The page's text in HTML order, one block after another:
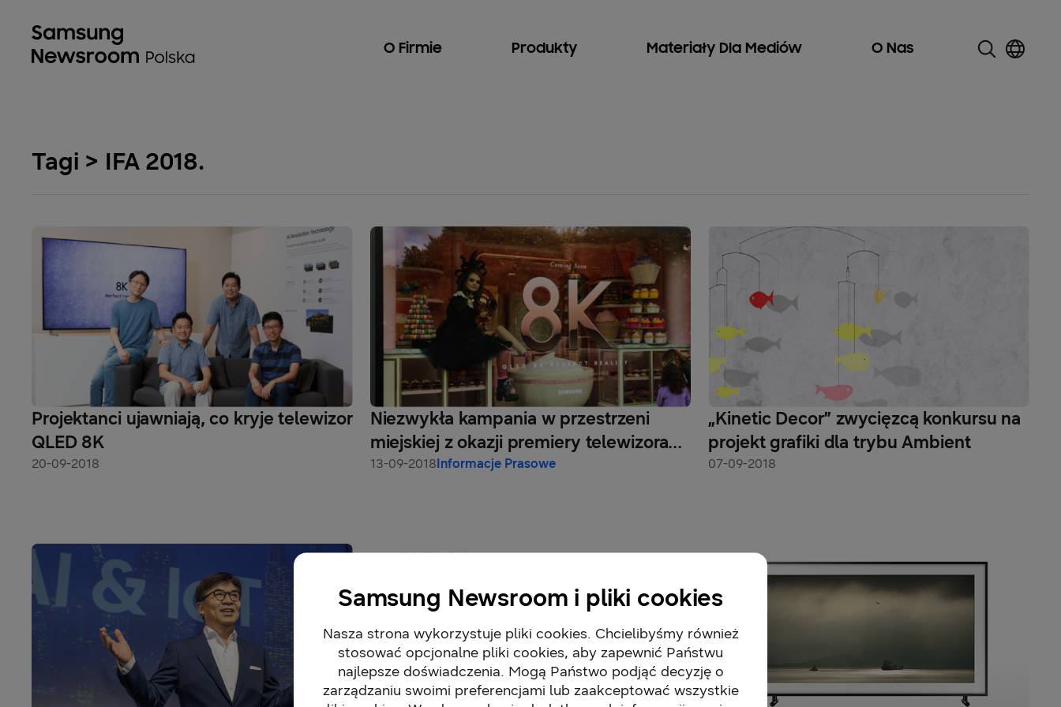
O Firmie Produkty Materiały Dla Mediów O Nas
Tagi > IFA 2018.
Projektanci ujawniają, co kryje telewizor
QLED 8K
20-09-2018
Niezwykła kampania w przestrzeni
miejskiej z okazji premiery telewizora
QLED 8K
13-09-2018Informacje Prasowe
„Kinetic Decor” zwycięzcą konkursu na
projekt grafiki dla trybu Ambient
07-09-2018
Samsung Newsroom i pliki cookies
Nasza strona wykorzystuje pliki cookies. Chcielibyśmy również
stosować opcjonalne pliki cookies, aby zapewnić Państwu
najlepsze doświadczenia. Mogą Państwo podjąć decyzję o
zarządzaniu swoimi preferencjami lub zaakceptować wszystkie